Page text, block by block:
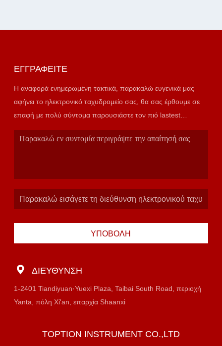
ΕΓΓΡΑΦΕΊΤΕ
Η αναφορά ενημερωμένη τακτικά, παρακαλώ ευγενικά μας
αφήνει το ηλεκτρονικό ταχυδρομείο σας, θα σας έρθουμε σε
επαφή με πολύ σύντομα παρουσιάστε τον πιό lastest
κατάλογο.
ΥΠΟΒΟΛΉ
ΔΙΕΎΘΥΝΣΗ
1-2401 Tiandiyuan·Yuexi Plaza, Taibai South Road, περιοχή
Yanta, πόλη Xi'an, επαρχία Shaanxi
TOPTION INSTRUMENT CO.,LTD